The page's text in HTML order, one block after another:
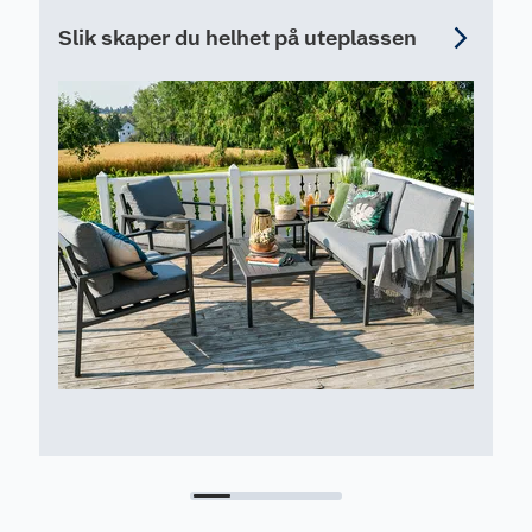
* Lekkert design - svart ramme, lys grå tekstil og
en teakfarget bordplate
settes enkelt sammen til 3-seter sofa, solseng, 2-
seter sofa med bord
* Med solseng funksjon som gir regulerbar rygg
* Flyttbart bord som kan plasseres i valgfritt sete
* Antall sitteplasser: 3
* Holdbart: produsert i materialer for norske
værforhold
Materiale
* Ramme og sete: rustfri aluminium som
pulverlakkert i svart.
* Bordplate: rustfri aluminium, foliert teak farge
* Puter: 10 cm tykke puter trukket i lys grå olefin
Slik skaper du helhet på uteplassen